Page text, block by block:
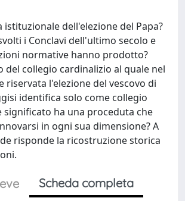
istituzionale dell'elezione del Papa?
i Conclavi dell'ultimo secolo e
normative hanno prodotto?
del collegio cardinalizio al quale nel
riservata l'elezione del vescovo di
identifica solo come collegio
significato ha una proceduta che
in ogni sua dimensione? A
risponde la ricostruzione storica
Scheda completa